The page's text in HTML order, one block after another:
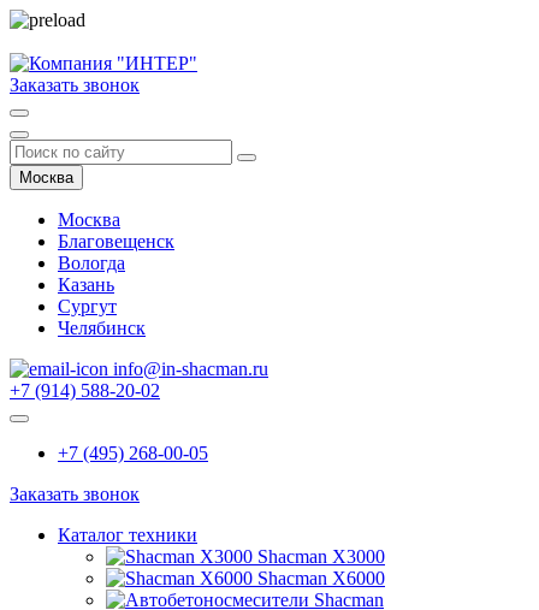
Заказать звонок
Москва
Москва
Благовещенск
Вологда
Казань
Сургут
Челябинск
info@in-shacman.ru
+7 (914) 588-20-02
+7 (495) 268-00-05
Заказать звонок
Каталог техники
Shacman X3000
Shacman X6000